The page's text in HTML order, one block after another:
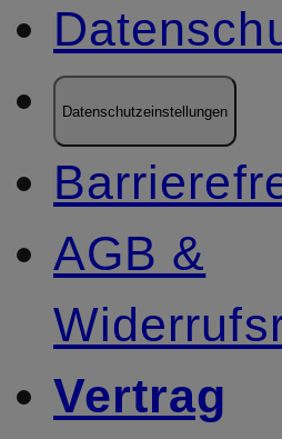
Datenschutzeinstellungen
AGB &
Vertrag